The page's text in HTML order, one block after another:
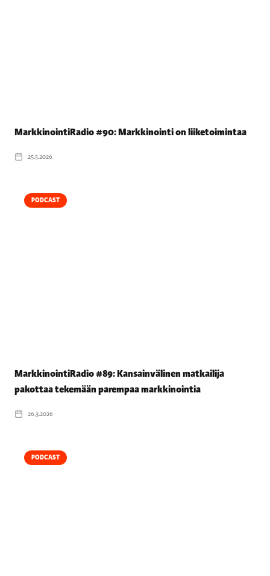
MarkkinointiRadio #90: Markkinointi on liiketoimintaa
25.5.2026
PODCAST
MarkkinointiRadio #89: Kansainvälinen matkailija
pakottaa tekemään parempaa markkinointia
26.3.2026
PODCAST